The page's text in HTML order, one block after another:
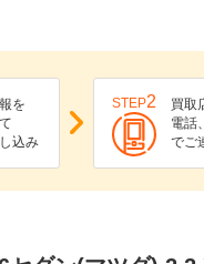
を
込み
STEP2
買取
電話
でご